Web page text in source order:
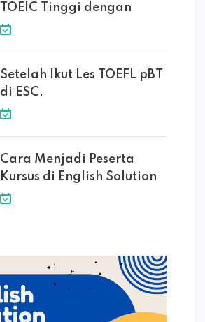
TOEIC Tinggi dengan
Setelah Ikut Les TOEFL pBT
di ESC,
Cara Menjadi Peserta
Kursus di English Solution